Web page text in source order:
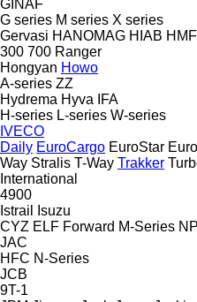
GINAF
G series M series X series
Gervasi HANOMAG HIAB HMF
300 700 Ranger
Hongyan Howo
A-series ZZ
Hydrema Hyva
IFA
H-series L-series W-series
IVECO
Daily EuroCargo EuroStar
Way Stralis T-Way Trakker
International
4900
Istrail
Isuzu
CYZ ELF Forward M-Series
JAC
HFC N-Series
JCB
9T-1